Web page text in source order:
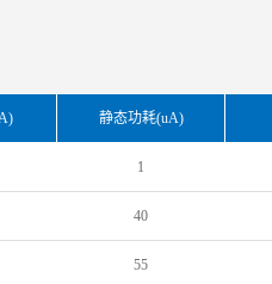
静态功耗(uA)
1
40
55